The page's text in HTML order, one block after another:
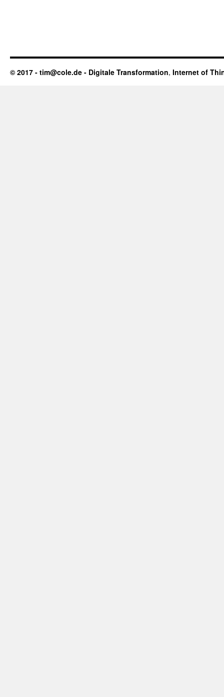
© 2017 - tim@cole.de - Digitale Transformation, Internet of